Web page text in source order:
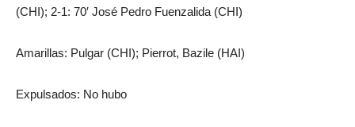
(CHI); 2-1: 70′ José Pedro Fuenzalida (CHI)
Amarillas: Pulgar (CHI); Pierrot, Bazile (HAI)
Expulsados: No hubo